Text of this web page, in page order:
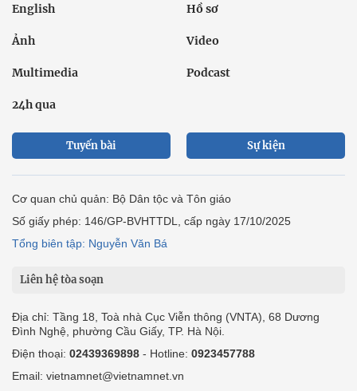
English Hồ sơ
Ảnh Video
Multimedia Podcast
24h qua
Tuyến bài Sự kiện
Cơ quan chủ quản: Bộ Dân tộc và Tôn giáo
Số giấy phép: 146/GP-BVHTTDL, cấp ngày 17/10/2025
Tổng biên tập: Nguyễn Văn Bá
Liên hệ tòa soạn
Địa chỉ: Tầng 18, Toà nhà Cục Viễn thông (VNTA), 68 Dương
Đình Nghệ, phường Cầu Giấy, TP. Hà Nội.
Điện thoại: 02439369898 - Hotline: 0923457788
Email: vietnamnet@vietnamnet.vn